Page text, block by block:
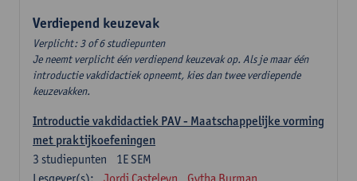
Verdiepend keuzevak
Verplicht: 3 of 6 studiepunten
Je neemt verplicht één verdiepend keuzevak op. Als je maar één
introductie vakdidactiek opneemt, kies dan twee verdiepende
keuzevakken.
Introductie vakdidactiek PAV - Maatschappelijke vorming
met praktijkoefeningen
1E SEM
3 studiepunten